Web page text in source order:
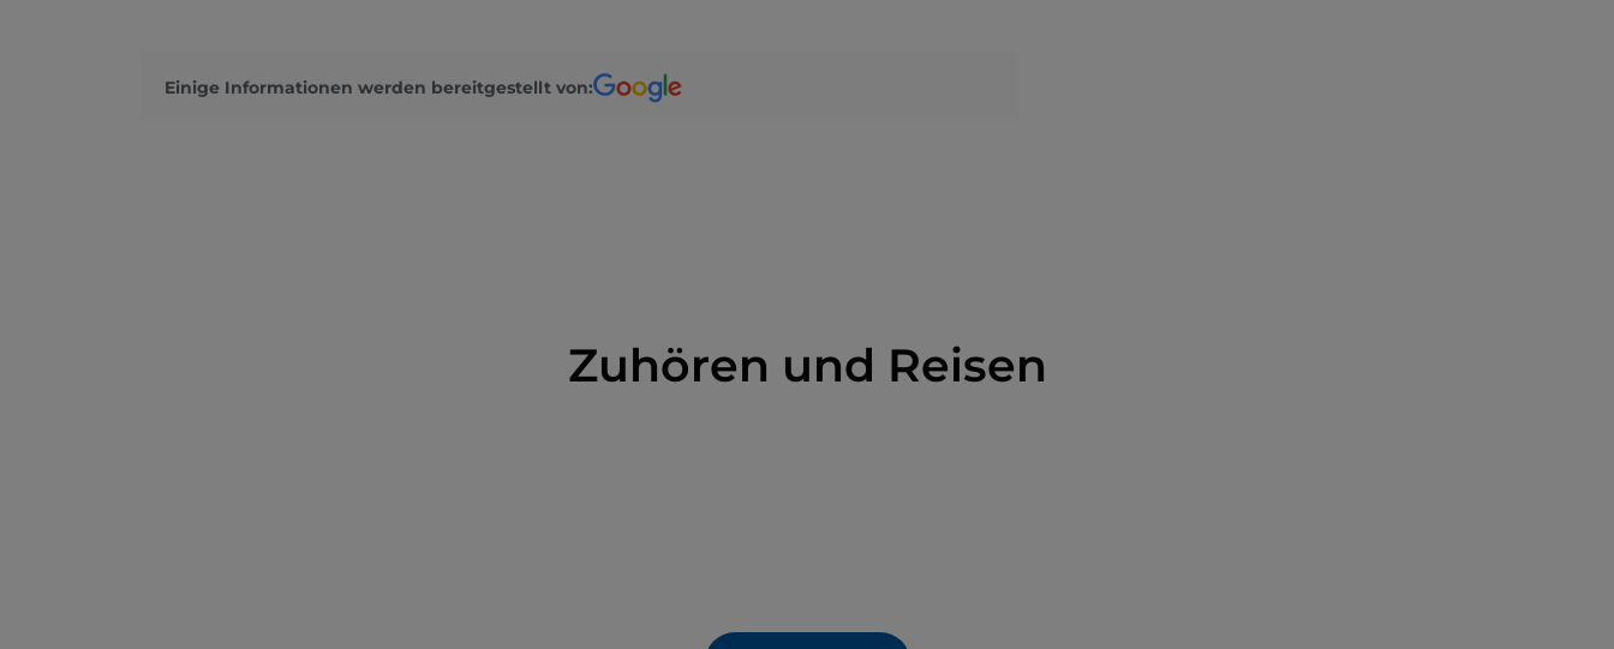
findet morgens an Wochentagen direkt hinter dem Tempel der
Einige Informationen werden bereitgestellt von:
Zuhören und Reisen